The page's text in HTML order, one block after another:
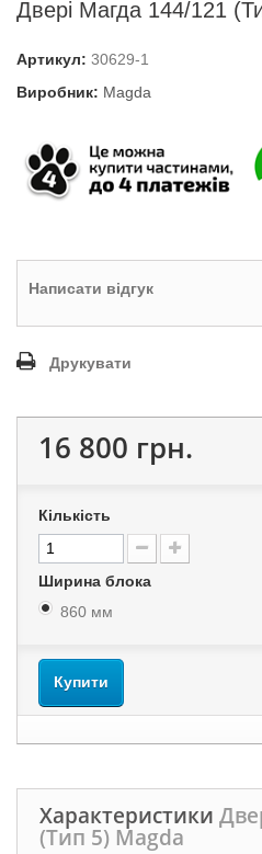
Двері Магда 144/121
Артикул: 30629-1
Виробник: Magda
Написати відгук
Друкувати
16 800 грн.
Кількість
Ширина блока
860 мм
Купити
Характеристики
(Тип 5) Magda